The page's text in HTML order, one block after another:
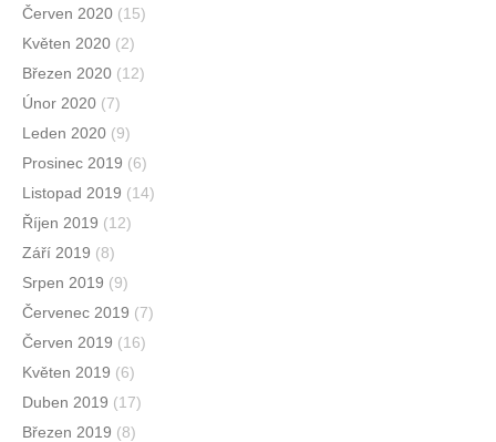
Červen 2020 (15)
Květen 2020 (2)
Březen 2020 (12)
Únor 2020 (7)
Leden 2020 (9)
Prosinec 2019 (6)
Listopad 2019 (14)
Říjen 2019 (12)
Září 2019 (8)
Srpen 2019 (9)
Červenec 2019 (7)
Červen 2019 (16)
Květen 2019 (6)
Duben 2019 (17)
Březen 2019 (8)